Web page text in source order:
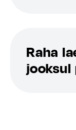
Raha
jooksul